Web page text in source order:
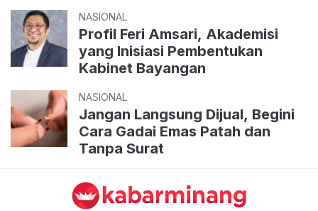
NASIONAL
Profil Feri Amsari, Akademisi
yang Inisiasi Pembentukan
Kabinet Bayangan
NASIONAL
Jangan Langsung Dijual, Begini
Cara Gadai Emas Patah dan
Tanpa Surat